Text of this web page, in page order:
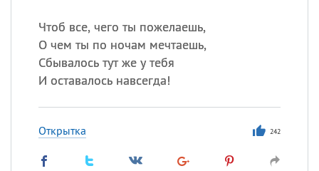
Чтоб все, чего ты пожелаешь,
О чем ты по ночам мечтаешь,
Сбывалось тут же у тебя
И оставалось навсегда!
Открытка 242